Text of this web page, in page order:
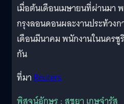
เมื่อต้นเดือนเมษายนที่ผ่านมา
กรุงลอนดอนผละงานประท้วง
เดือนมีนาคม พนักงานในนคร
กัน
ที่มาReuters